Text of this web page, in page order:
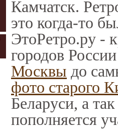
Камчатск.
это когда-то
ЭтоРетро.ру -
городов
Москвы до
фото старого
Беларуси, а
пополняется